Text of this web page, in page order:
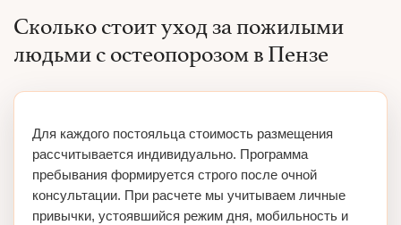
Сколько стоит уход за пожилыми
людьми с остеопорозом в Пензе
Для каждого постояльца стоимость размещения
рассчитывается индивидуально. Программа
пребывания формируется строго после очной
консультации. При расчете мы учитываем личные
привычки, устоявшийся режим дня, мобильность и